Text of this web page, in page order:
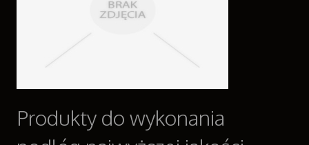
Narzędzia
Przemysł Metalowy
Części Samochodowe
Wynajem
Produkty do wykonania